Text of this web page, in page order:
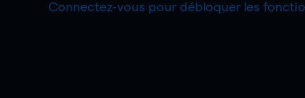
Connectez-vous pour débloquer les